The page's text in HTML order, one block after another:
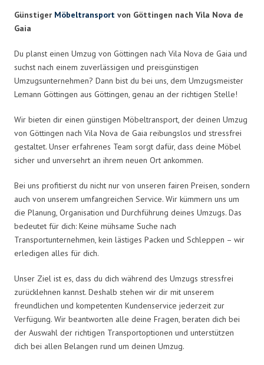
Günstiger Möbeltransport von Göttingen nach Vila Nova de
Gaia
Du planst einen Umzug von Göttingen nach Vila Nova de Gaia und
suchst nach einem zuverlässigen und preisgünstigen
Umzugsunternehmen? Dann bist du bei uns, dem Umzugsmeister
Lemann Göttingen aus Göttingen, genau an der richtigen Stelle!
Wir bieten dir einen günstigen Möbeltransport, der deinen Umzug
von Göttingen nach Vila Nova de Gaia reibungslos und stressfrei
gestaltet. Unser erfahrenes Team sorgt dafür, dass deine Möbel
sicher und unversehrt an ihrem neuen Ort ankommen.
Bei uns profitierst du nicht nur von unseren fairen Preisen, sondern
auch von unserem umfangreichen Service. Wir kümmern uns um
die Planung, Organisation und Durchführung deines Umzugs. Das
bedeutet für dich: Keine mühsame Suche nach
Transportunternehmen, kein lästiges Packen und Schleppen – wir
erledigen alles für dich.
Unser Ziel ist es, dass du dich während des Umzugs stressfrei
zurücklehnen kannst. Deshalb stehen wir dir mit unserem
freundlichen und kompetenten Kundenservice jederzeit zur
Verfügung. Wir beantworten alle deine Fragen, beraten dich bei
der Auswahl der richtigen Transportoptionen und unterstützen
dich bei allen Belangen rund um deinen Umzug.